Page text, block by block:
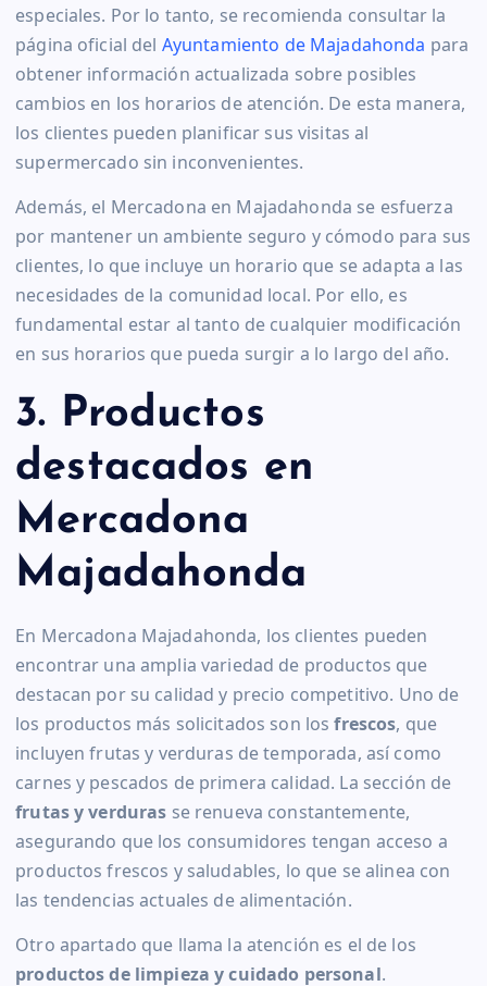
especiales. Por lo tanto, se recomienda consultar la
página oficial del Ayuntamiento de Majadahonda para
obtener información actualizada sobre posibles
cambios en los horarios de atención. De esta manera,
los clientes pueden planificar sus visitas al
supermercado sin inconvenientes.
Además, el Mercadona en Majadahonda se esfuerza
por mantener un ambiente seguro y cómodo para sus
clientes, lo que incluye un horario que se adapta a las
necesidades de la comunidad local. Por ello, es
fundamental estar al tanto de cualquier modificación
en sus horarios que pueda surgir a lo largo del año.
3. Productos
destacados en
Mercadona
Majadahonda
En Mercadona Majadahonda, los clientes pueden
encontrar una amplia variedad de productos que
destacan por su calidad y precio competitivo. Uno de
los productos más solicitados son losfrescos, que
incluyen frutas y verduras de temporada, así como
carnes y pescados de primera calidad. La sección de
frutas y verduras se renueva constantemente,
asegurando que los consumidores tengan acceso a
productos frescos y saludables, lo que se alinea con
las tendencias actuales de alimentación.
Otro apartado que llama la atención es el de los
productos de limpieza y cuidado personal.